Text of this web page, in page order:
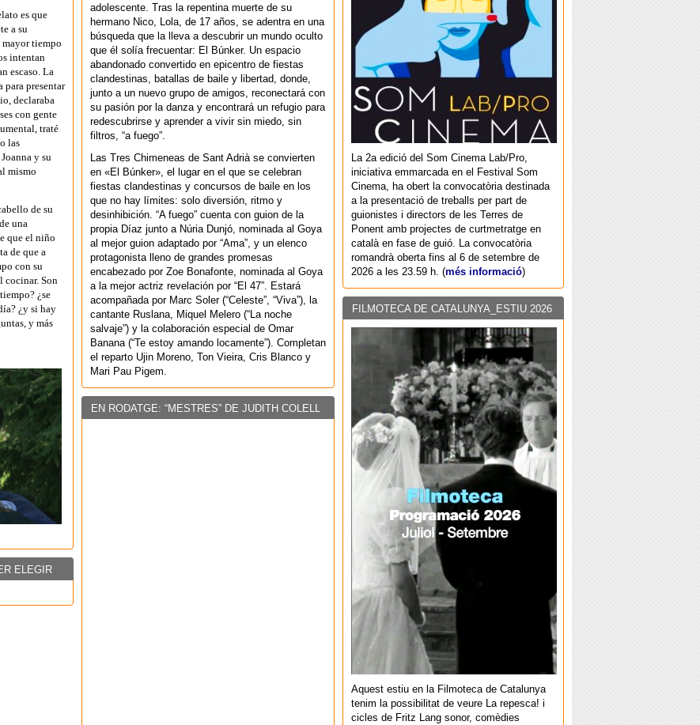
es que
a su
tiempo
intentan
escaso. La
para presentar
declaraba
con gente
traté
las
y su
mismo
de su
una
que el niño
de que a
con su
cocinar. Son
¿se
¿y si hay
y más
ELEGIR
La 2a edició del Som Cinema Lab/Pro,
iniciativa emmarcada en el Festival Som
Cinema, ha obert la convocatòria destinada
a la presentació de treballs per part de
guionistes i directors de les Terres de
Ponent amb projectes de curtmetratge en
català en fase de guió. La convocatòria
romandrà oberta fins al 6 de setembre de
2026 a les 23.59 h. (més informació)
FILMOTECA DE CATALUNYA_ESTIU 2026
Aquest estiu en la Filmoteca de Catalunya
tenim la possibilitat de veure La repesca! i
cicles de Fritz Lang sonor, comèdies
adolescente. Tras la repentina muerte de su
hermano Nico, Lola, de 17 años, se adentra en una
búsqueda que la lleva a descubrir un mundo oculto
que él solía frecuentar: El Búnker. Un espacio
abandonado convertido en epicentro de fiestas
clandestinas, batallas de baile y libertad, donde,
junto a un nuevo grupo de amigos, reconectará con
su pasión por la danza y encontrará un refugio para
redescubrirse y aprender a vivir sin miedo, sin
filtros, “a fuego”.
Las Tres Chimeneas de Sant Adrià se convierten
en «El Búnker», el lugar en el que se celebran
fiestas clandestinas y concursos de baile en los
que no hay límites: solo diversión, ritmo y
desinhibición. “A fuego” cuenta con guion de la
propia Díaz junto a Núria Dunjó, nominada al Goya
al mejor guion adaptado por “Ama”, y un elenco
protagonista lleno de grandes promesas
encabezado por Zoe Bonafonte, nominada al Goya
a la mejor actriz revelación por “El 47”. Estará
acompañada por Marc Soler (“Celeste”, “Viva”), la
cantante Ruslana, Miquel Melero (“La noche
salvaje”) y la colaboración especial de Omar
Banana (“Te estoy amando locamente”). Completan
el reparto Ujin Moreno, Ton Vieira, Cris Blanco y
Mari Pau Pigem.
EN RODATGE: “MESTRES” DE JUDITH COLELL